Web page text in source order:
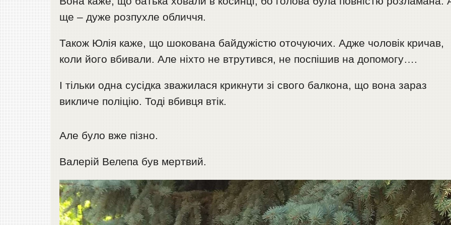
ще – дуже розпухле обличчя.
Також Юлія каже, що шокована байдужістю оточуючих. Адже чоловік кричав,
коли його вбивали. Але ніхто не втрутився, не поспішив на допомогу….
І тільки одна сусідка зважилася крикнути зі свого балкона, що вона зараз
викличе поліцію. Тоді вбивця втік.
Але було вже пізно.
Валерій Велепа був мертвий.